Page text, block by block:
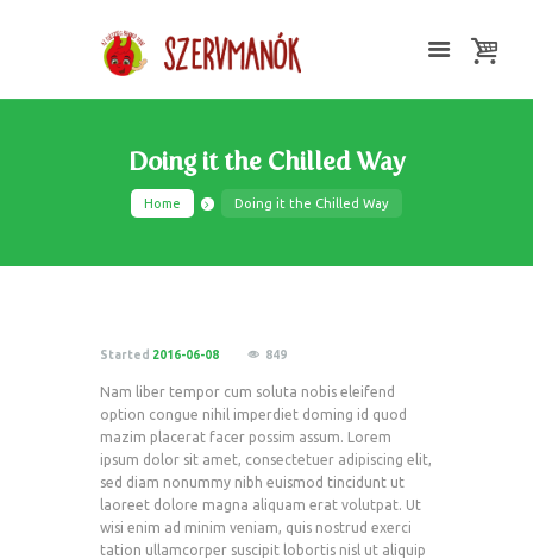
Doing it the Chilled Way
Home Doing it the Chilled Way
Started 2016-06-08 849
Nam liber tempor cum soluta nobis eleifend
option congue nihil imperdiet doming id quod
mazim placerat facer possim assum. Lorem
ipsum dolor sit amet, consectetuer adipiscing elit,
sed diam nonummy nibh euismod tincidunt ut
laoreet dolore magna aliquam erat volutpat. Ut
wisi enim ad minim veniam, quis nostrud exerci
tation ullamcorper suscipit lobortis nisl ut aliquip